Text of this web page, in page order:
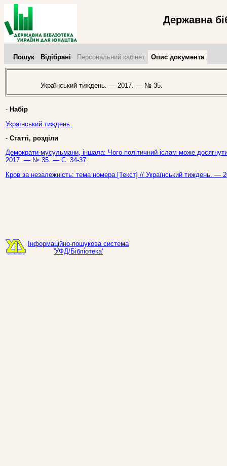
Державна
Пошук Відібрані Персональний кабінет Опис документа
Український тиждень. — 2017. — № 35.
- Набір
Український тиждень.
- Статті, розділи
Демократи-мусульмани, іншала: Чого політичний іслам може
2017. — № 35. — С. 34-37.
Кров за незалежність: тема номера [Текст] // Український
Інформаційно-пошукова система
'УФД/Бібліотека'